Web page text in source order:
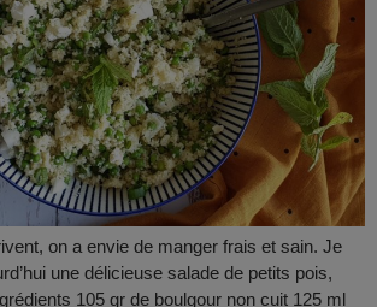
on a envie de manger frais et sain. Je
une délicieuse salade de petits pois,
105 gr de boulgour non cuit 125 ml